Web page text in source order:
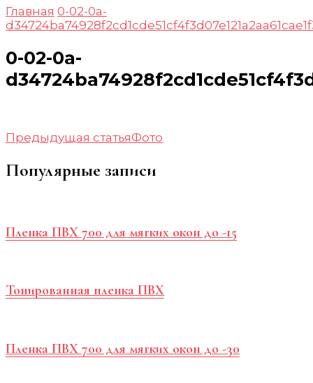
Главная 0-02-0a-
0-02-0a-
Навигация
по
записям
Предыдущая статьяФото
Популярные записи
Пленка ПВХ 700 для мягких окон до -15
Тонированная пленка ПВХ
Пленка ПВХ 700 для мягких окон до -30